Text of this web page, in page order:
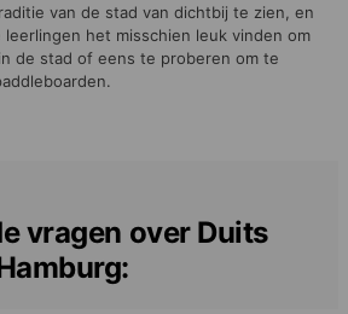
van de stad van dichtbij te zien, en
leerlingen het misschien leuk vinden om
de stad of eens te proberen om te
vragen over Duits